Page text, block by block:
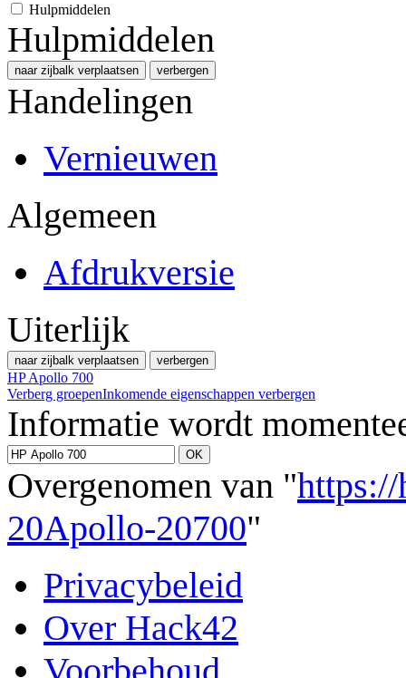
Hulpmiddelen
Hulpmiddelen
naar zijbalk verplaatsen verbergen
Handelingen
Vernieuwen
Algemeen
Afdrukversie
Uiterlijk
naar zijbalk verplaatsen verbergen
HP Apollo 700
Verberg groepenInkomende eigenschappen verbergen
Informatie wordt
Overgenomen van "
20Apollo-20700"
Privacybeleid
Over Hack42